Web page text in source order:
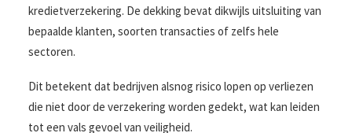
kredietverzekering. De dekking bevat dikwijls uitsluiting van
bepaalde klanten, soorten transacties of zelfs hele
sectoren.
Dit betekent dat bedrijven alsnog risico lopen op verliezen
die niet door de verzekering worden gedekt, wat kan leiden
tot een vals gevoel van veiligheid.